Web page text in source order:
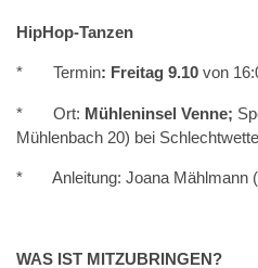
HipHop-Tanzen
* Termin: Freitag 9.10 von
* Ort: Mühleninsel Venne;
Mühlenbach 20) bei
* Anleitung: Joana Mählmann
WAS IST MITZUBRINGEN?